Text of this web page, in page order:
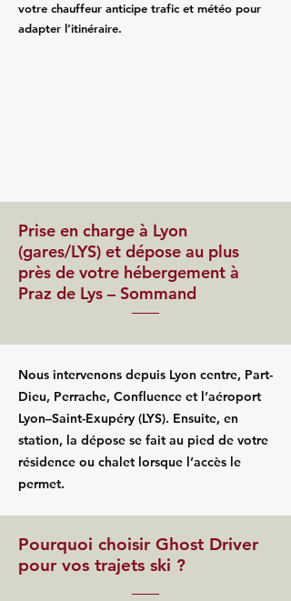
votre chauffeur anticipe trafic et météo pour
adapter l’itinéraire.
Prise en charge à Lyon
(gares/LYS) et dépose au plus
près de votre hébergement à
Praz de Lys – Sommand
Nous intervenons depuis Lyon centre, Part-
Dieu, Perrache, Confluence et l’aéroport
Lyon–Saint-Exupéry (LYS). Ensuite, en
station, la dépose se fait au pied de votre
résidence ou chalet lorsque l’accès le
permet.
Pourquoi choisir Ghost Driver
pour vos trajets ski ?